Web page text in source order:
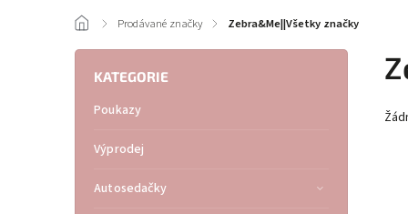
/ Prodávané značky / Zebra&Me||Všetky značky
KATEGORIE
Poukazy
Výprodej
Autosedačky